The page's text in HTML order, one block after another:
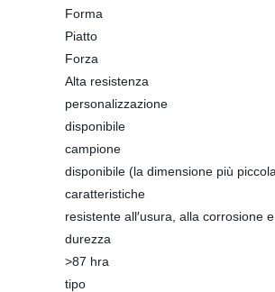
Forma
Piatto
Forza
Alta resistenza
personalizzazione
disponibile
campione
disponibile (la dimensione più
caratteristiche
resistente all′usura, alla corrosione
durezza
>87 hra
tipo